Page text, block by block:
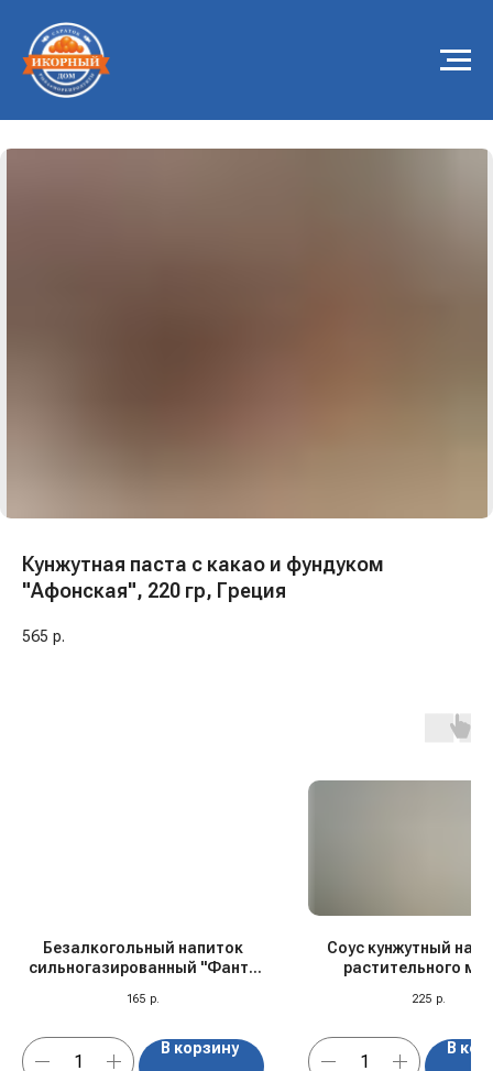
Кунжутная паста с какао и фундуком
"Афонская", 220 гр, Греция
565 р.
Безалкогольный напиток
сильногазированный "Фанта
165 р.
В корзину
Соус кунжутный на
растительного
225 р.
В